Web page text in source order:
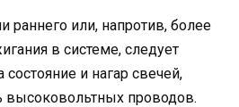
раннего или, напротив, более
в системе, следует
и нагар свечей,
высоковольтных проводов.